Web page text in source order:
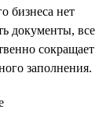
бизнеса нет
документы, все
сокращает
заполнения.